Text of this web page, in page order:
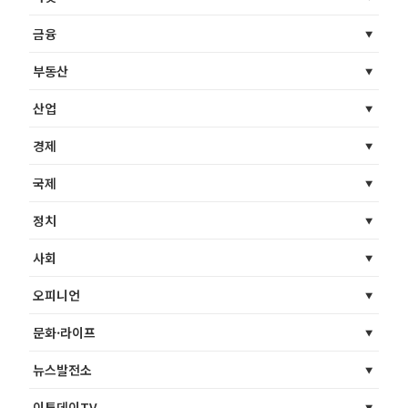
금융
부동산
산업
경제
국제
정치
사회
오피니언
문화·라이프
뉴스발전소